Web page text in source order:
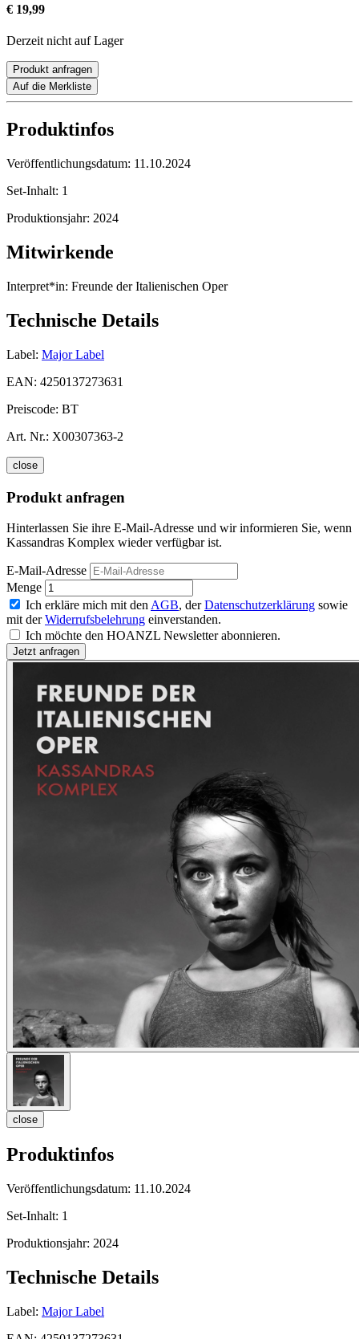
€ 19,99
Derzeit nicht auf Lager
Produkt anfragen
Auf die Merkliste
Produktinfos
Veröffentlichungsdatum: 11.10.2024
Set-Inhalt: 1
Produktionsjahr: 2024
Mitwirkende
Interpret*in: Freunde der Italienischen Oper
Technische Details
Label: Major Label
EAN: 4250137273631
Preiscode: BT
Art. Nr.: X00307363-2
close
Produkt anfragen
Hinterlassen Sie ihre E-Mail-Adresse und wir informieren Sie, wenn
Kassandras Komplex wieder verfügbar ist.
E-Mail-Adresse
Menge
Ich erkläre mich mit den AGB, derDatenschutzerklärung sowie
mit derWiderrufsbelehrung einverstanden.
Ich möchte den HOANZL Newsletter abonnieren.
close
Produktinfos
Veröffentlichungsdatum: 11.10.2024
Set-Inhalt: 1
Produktionsjahr: 2024
Technische Details
Label: Major Label